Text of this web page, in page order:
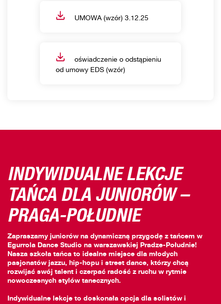
UMOWA (wzór) 3.12.25
oświadczenie o odstąpieniu
od umowy EDS (wzór)
INDYWIDUALNE LEKCJE
TAŃCA DLA JUNIORÓW –
PRAGA-POŁUDNIE
Zapraszamy juniorów na dynamiczną przygodę z tańcem w
Egurrola Dance Studio na warszawskiej Pradze-Południe!
Nasza szkoła tańca to idealne miejsce dla młodych
pasjonatów jazzu, hip-hopu i street dance, którzy chcą
rozwijać swój talent i czerpać radość z ruchu w rytmie
nowoczesnych stylów tanecznych.
Indywidualne lekcje to doskonała opcja dla solistów i